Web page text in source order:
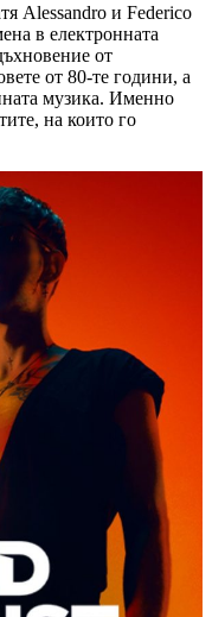
Alessandro и Federico
в електронната
от
от 80-те години, а
музика. Именно
на които го